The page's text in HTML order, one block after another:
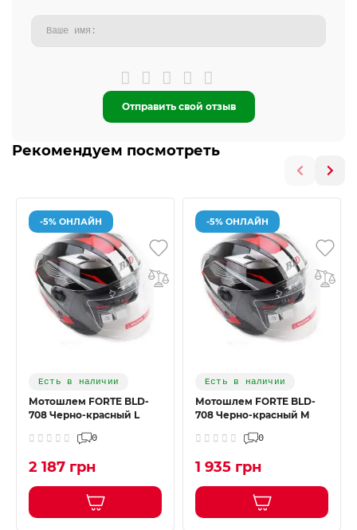
Отправить свой отзыв
Рекомендуем посмотреть
-5% ОНЛАЙН
Есть в наличии
Мотошлем FORTE BLD-
708 Черно-красный L
0
2 187 грн
-5% ОНЛАЙН
Есть в наличии
Мотошлем FORTE BLD-
708 Черно-красный M
0
1 935 грн